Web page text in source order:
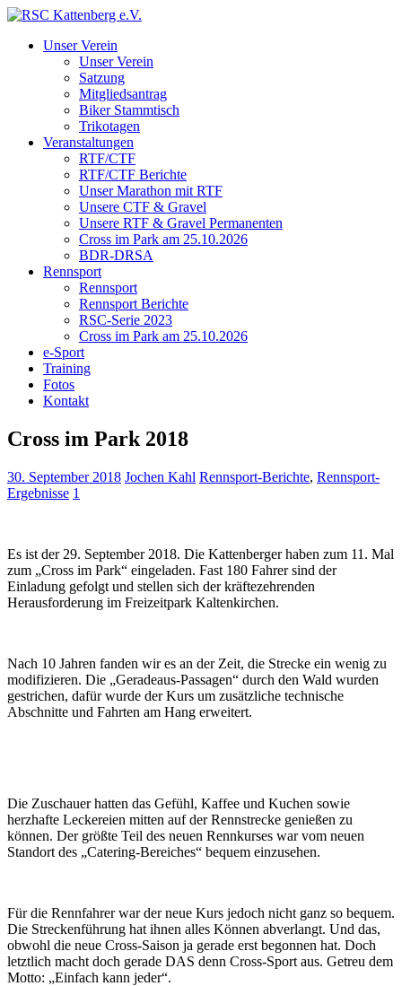
Unser Verein
Unser Verein
Satzung
Mitgliedsantrag
Biker Stammtisch
Trikotagen
Veranstaltungen
RTF/CTF
RTF/CTF Berichte
Unser Marathon mit RTF
Unsere CTF & Gravel
Unsere RTF & Gravel Permanenten
Cross im Park am 25.10.2026
BDR-DRSA
Rennsport
Rennsport
Rennsport Berichte
RSC-Serie 2023
Cross im Park am 25.10.2026
e-Sport
Training
Fotos
Kontakt
Cross im Park 2018
30. September 2018 Jochen Kahl Rennsport-Berichte, Rennsport-
Ergebnisse 1
Es ist der 29. September 2018. Die Kattenberger haben zum 11. Mal
zum „Cross im Park“ eingeladen. Fast 180 Fahrer sind der
Einladung gefolgt und stellen sich der kräftezehrenden
Herausforderung im Freizeitpark Kaltenkirchen.
Nach 10 Jahren fanden wir es an der Zeit, die Strecke ein wenig zu
modifizieren. Die „Geradeaus-Passagen“ durch den Wald wurden
gestrichen, dafür wurde der Kurs um zusätzliche technische
Abschnitte und Fahrten am Hang erweitert.
Die Zuschauer hatten das Gefühl, Kaffee und Kuchen sowie
herzhafte Leckereien mitten auf der Rennstrecke genießen zu
können. Der größte Teil des neuen Rennkurses war vom neuen
Standort des „Catering-Bereiches“ bequem einzusehen.
Für die Rennfahrer war der neue Kurs jedoch nicht ganz so bequem.
Die Streckenführung hat ihnen alles Können abverlangt. Und das,
obwohl die neue Cross-Saison ja gerade erst begonnen hat. Doch
letztlich macht doch gerade DAS denn Cross-Sport aus. Getreu dem
Motto: „Einfach kann jeder“.